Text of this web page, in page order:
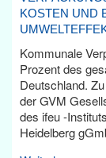
KOSTEN UND
Kommunale
Prozent des
Deutschland.
der GVM
des ifeu -
Heidelberg